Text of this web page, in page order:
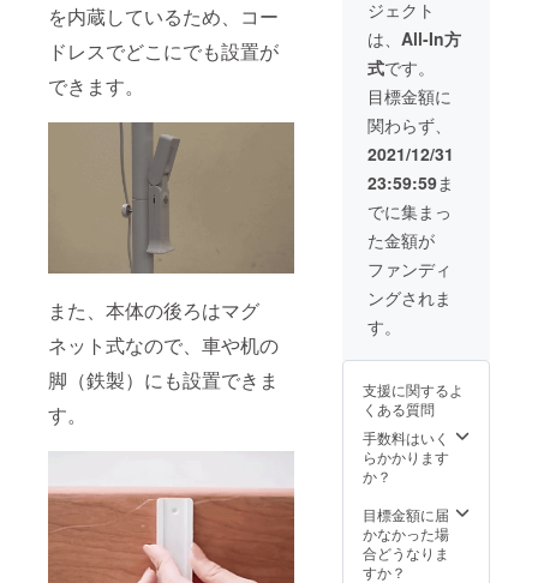
を内蔵しているため、コー
ドレスでどこにでも設置が
できます。
また、本体の後ろはマグ
ネット式なので、車や机の
脚（鉄製）にも設置できま
す。
問い合
わせな
連絡く
ださ
い。
用しま
す。通
常2週間
程度で
配送さ
れます
が、稀
に１か
えるこ
ともあ
りま
す。 ※
製品保
証期間
は1年と
良の場
合、お
問い合
わせな
どでご
連絡く
製造工
程上の
都合等
により
出荷時
期が遅
れる場
合があ
りま
す。 ※
配送は
海外発
送とな
り、1月
中旬ホ
ンコン
便を利
用しま
す。通
常2週間
程度で
配送さ
に１か
月を超
えるこ
取扱説
明書×2
■USB
Type C
充電
ケーブ
ル×2
ーーー
ーーー
ーーー
※送料
込、税
込 ※一
般販売
予定価
格
注文状
用部材
の供給
状況、
製造工
程上の
により
出荷時
期が遅
れる場
ジェクト
は、 All-In方
式です。
目標金額に
関わらず、
2021/12/31
23:59:59ま
でに集まっ
た金額が
ファンディ
ングされま
す。
支援に関するよ
くある質問
手数料はいく
らかかります
か？
目標金額に届
かなかった場
合どうなりま
すか？